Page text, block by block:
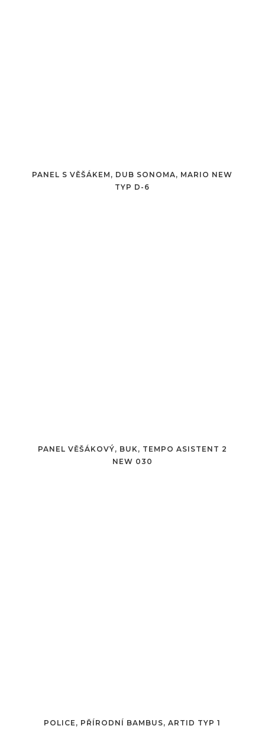
PANEL S VĚŠÁKEM, DUB SONOMA, MARIO NEW
TYP D-6
PANEL VĚŠÁKOVÝ, BUK, TEMPO ASISTENT 2
NEW 030
POLICE, PŘÍRODNÍ BAMBUS, ARTID TYP 1